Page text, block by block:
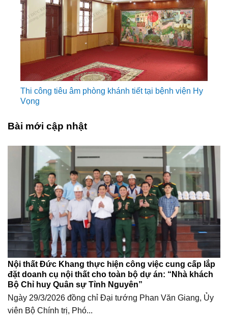
Thi công tiêu âm phòng khánh tiết tại bệnh viện Hy
Vọng
Bài mới cập nhật
Nội thất Đức Khang thực hiện công việc cung cấp lắp
đặt doanh cụ nội thất cho toàn bộ dự án: “Nhà khách
Bộ Chỉ huy Quân sự Tỉnh Nguyên”
Ngày 29/3/2026 đồng chỉ Đại tướng Phan Văn Giang, Ủy
viên Bộ Chính trị, Phó...